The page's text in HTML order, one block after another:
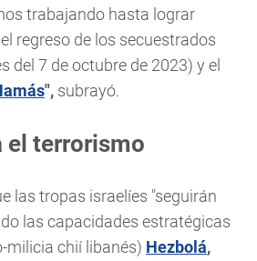
trabajando hasta lograr
regreso de los secuestrados
del 7 de octubre de 2023) y el
", subrayó.
el terrorismo
las tropas israelíes "seguirán
las capacidades estratégicas
milicia chií libanés) Hezbolá,